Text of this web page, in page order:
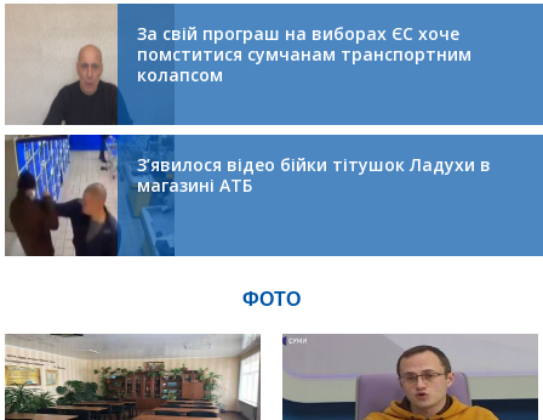
За свій програш на виборах ЄС хоче
помститися сумчанам транспортним
колапсом
З’явилося відео бійки тітушок Ладухи в
магазині АТБ
ФОТО